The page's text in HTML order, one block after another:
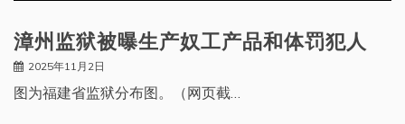
漳州监狱被曝生产奴工产品和体罚犯人
2025年11月2日
图为福建省监狱分布图。（网页截…